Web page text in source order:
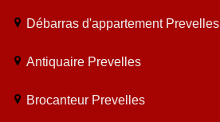
Débarras d'appartement Prevelles
Antiquaire Prevelles
Brocanteur Prevelles